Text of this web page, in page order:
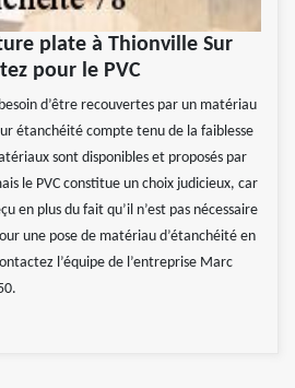
plate à Thionville Sur
pour le PVC
d’être recouvertes par un matériau
étanchéité compte tenu de la faiblesse
sont disponibles et proposés par
le PVC constitue un choix judicieux, car
en plus du fait qu’il n’est pas nécessaire
une pose de matériau d’étanchéité en
l’équipe de l’entreprise Marc